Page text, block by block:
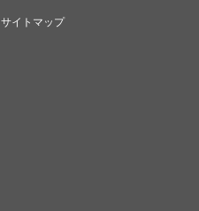
サイトマップ